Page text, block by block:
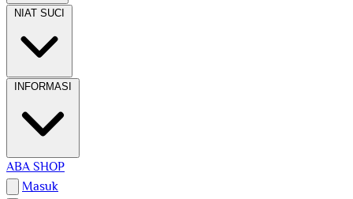
NIAT SUCI
INFORMASI
ABA SHOP
Masuk